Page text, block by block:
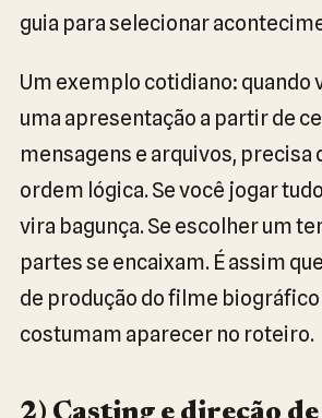
guia para selecionar
Um exemplo cotidiano: quando
uma apresentação a partir de
mensagens e arquivos, precisa
ordem lógica. Se você jogar
vira bagunça. Se escolher um
partes se encaixam. É assim
de produção do filme biográfico
costumam aparecer no roteiro.